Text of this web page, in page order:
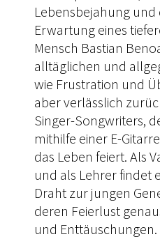
Lebensbejahung und
Erwartung eines
Mensch Bastian
alltäglichen und
wie Frustration und
aber verlässlich
Singer-Songwriters,
mithilfe einer E-
das Leben feiert. Als
und als Lehrer findet
Draht zur jungen
deren Feierlust
und Enttäuschungen.